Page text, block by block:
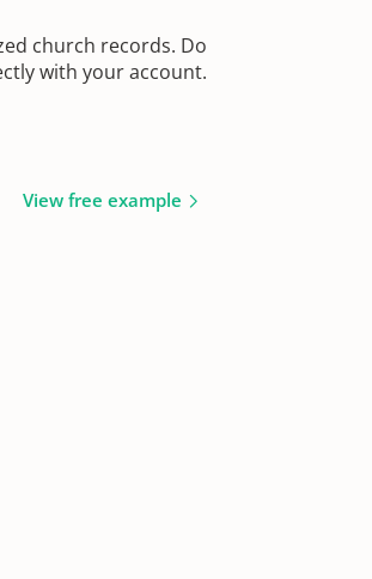
church records. Do
with your account.
View free example